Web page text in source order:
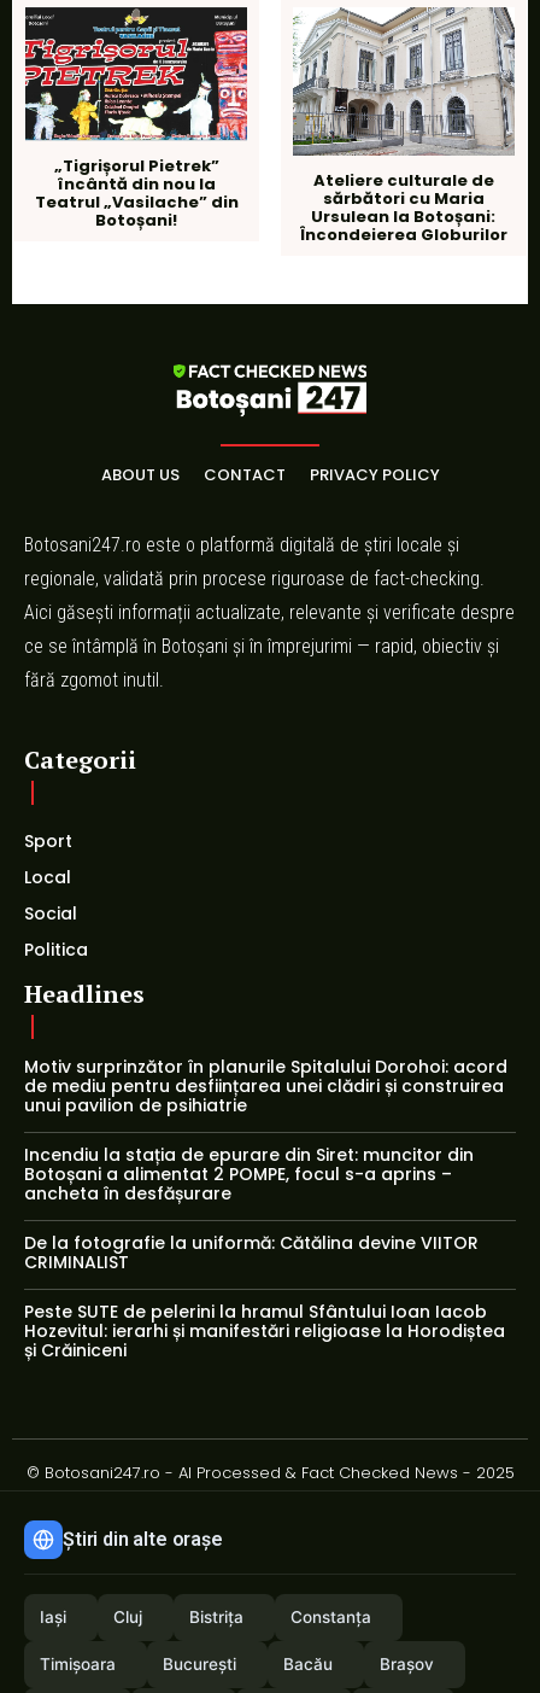
„Tigrișorul Pietrek”
încântă din nou la
Teatrul „Vasilache” din
Botoșani!
Ateliere culturale de
sărbători cu Maria
Ursulean la Botoșani:
Încondeierea Globurilor
ABOUT US CONTACT PRIVACY POLICY
Botosani247.ro este o platformă digitală de știri locale și
regionale, validată prin procese riguroase de fact-checking.
Aici găsești informații actualizate, relevante și verificate despre
ce se întâmplă în Botoșani și în împrejurimi — rapid, obiectiv și
fără zgomot inutil.
Categorii
Sport
Local
Social
Politica
Headlines
Motiv surprinzător în planurile Spitalului Dorohoi: acord
de mediu pentru desființarea unei clădiri și construirea
unui pavilion de psihiatrie
Incendiu la stația de epurare din Siret: muncitor din
Botoșani a alimentat 2 POMPE, focul s-a aprins –
ancheta în desfășurare
De la fotografie la uniformă: Cătălina devine VIITOR
CRIMINALIST
Peste SUTE de pelerini la hramul Sfântului Ioan Iacob
Hozevitul: ierarhi și manifestări religioase la Horodiștea
și Crăiniceni
© Botosani247.ro - AI Processed & Fact Checked News - 2025
Știri din alte orașe
Iași Cluj Bistrița Constanța
Timișoara București Bacău Brașov